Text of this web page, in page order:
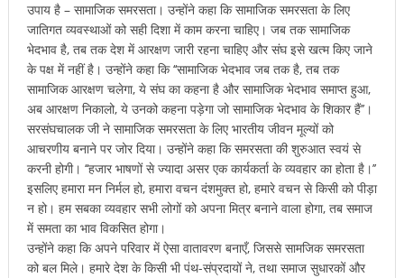
उपाय है – सामाजिक समरसता। उन्होंने कहा कि सामाजिक समरसता के लिए
जातिगत व्यवस्थाओं को सही दिशा में काम करना चाहिए। जब तक सामाजिक
भेदभाव है, तब तक देश में आरक्षण जारी रहना चाहिए और संघ इसे खत्म किए जाने
के पक्ष में नहीं है। उन्होंने कहा कि ‘‘सामाजिक भेदभाव जब तक है, तब तक
सामाजिक आरक्षण चलेगा, ये संघ का कहना है और सामाजिक भेदभाव समाप्त हुआ,
अब आरक्षण निकालो, ये उनको कहना पड़ेगा जो सामाजिक भेदभाव के शिकार हैं’’।
सरसंघचालक जी ने सामाजिक समरसता के लिए भारतीय जीवन मूल्यों को
आचरणीय बनाने पर जोर दिया। उन्होंने कहा कि समरसता की शुरुआत स्वयं से
करनी होगी। ‘‘हजार भाषणों से ज्यादा असर एक कार्यकर्ता के व्यवहार का होता है।’’
इसलिए हमारा मन निर्मल हो, हमारा वचन दंशमुक्त हो, हमारे वचन से किसी को पीड़ा
न हो। हम सबका व्यवहार सभी लोगों को अपना मित्र बनाने वाला होगा, तब समाज
में समता का भाव विकसित होगा।
उन्होंने कहा कि अपने परिवार में ऐसा वातावरण बनाएँ, जिससे सामजिक समरसता
को बल मिले। हमारे देश के किसी भी पंथ-संप्रदायों ने, तथा समाज सुधारकों और